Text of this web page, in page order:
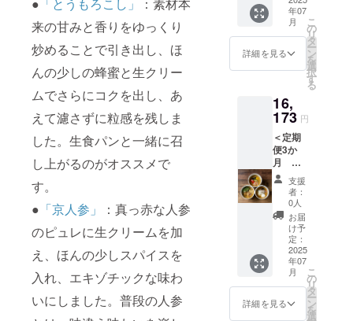
来の甘みと香りをゆっくり
炒めることで引き出し、ほ
んの少しの蜂蜜と生クリー
ムでさらにコクを出し、あ
えて濾さずに粒感を残しま
した。生食パンと一緒に召
し上がるのがオススメで
す。
● 「京人参」
：真っ赤な人参
のピュレに生クリームを加
え、ほんの少しスパイスを
入れ、エキゾチックな味わ
いにしました。普段の人参
椀 ・鯛
の和風
アクア
ア ・魚
介のブ
・8種野
菜のラ
タトュ
イユ ＜
クラフ
トスー
プC＞
・10種
野菜と
生姜の
彩り椀
・京風
牛すじ
カレー
煮込み
子とニ
煮 ・ク
レーム
ドゥ
シャン
ピニオ
セク
リーム
チュー
＜クラ
フト
スープB
＞ ・10
種野菜
と生姜
の彩り
椀 ・鯛
の和風
アクア
パッツ
介のブ
イヤ
にA・
B・Cの
どれか
を入力
トスー
プA＞
10種野
菜と生
姜の彩
り椀／
焼鮭と
白菜の
クリー
ム煮／
クレー
ムドゥ
シャン
ピニオ
ン／チ
キンフ
リカッ
グリー
ンカ
レー ・
マッサ
マンカ
レー ・
ムクン
ラーメ
ン ・ガ
パオラ
イス 以
下のク
ラフト
スープ
のセッ
トを選
択し、
備考欄
にA・
B・Cの
どれか
を入力
願いま
年07
月
詳細を見る
こ
の
リ
タ
ー
ン
を
選
択
す
る
16,
173 円
＜定期
便3か
月
CHANT
MEAL
のカ
レー食
べ比べ
セット6
個＞ ・
里芋と
チーズ
のカ
レー ・
丹波地
支援
者：
0人
お届
け予
定：
2025
年07
月
詳細を見る
こ
の
リ
タ
ー
ン
を
選